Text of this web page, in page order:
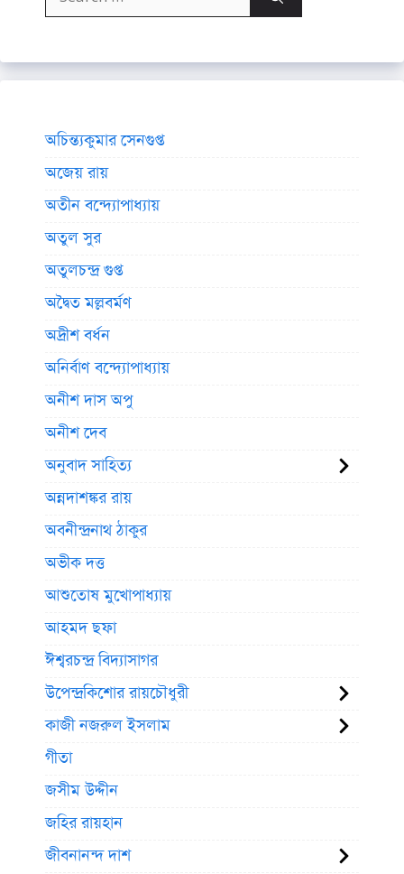
for:
অচিন্ত্যকুমার সেনগুপ্ত
অজেয় রায়
অতীন বন্দ্যোপাধ্যায়
অতুল সুর
অতুলচন্দ্র গুপ্ত
অদ্বৈত মল্লবর্মণ
অদ্রীশ বর্ধন
অনির্বাণ বন্দ্যোপাধ্যায়
অনীশ দাস অপু
অনীশ দেব
অনুবাদ সাহিত্য
অন্নদাশঙ্কর রায়
অবনীন্দ্রনাথ ঠাকুর
অভীক দত্ত
আশুতোষ মুখোপাধ্যায়
আহমদ ছফা
ঈশ্বরচন্দ্র বিদ্যাসাগর
উপেন্দ্রকিশোর রায়চৌধুরী
কাজী নজরুল ইসলাম
গীতা
জসীম উদ্দীন
জহির রায়হান
জীবনানন্দ দাশ